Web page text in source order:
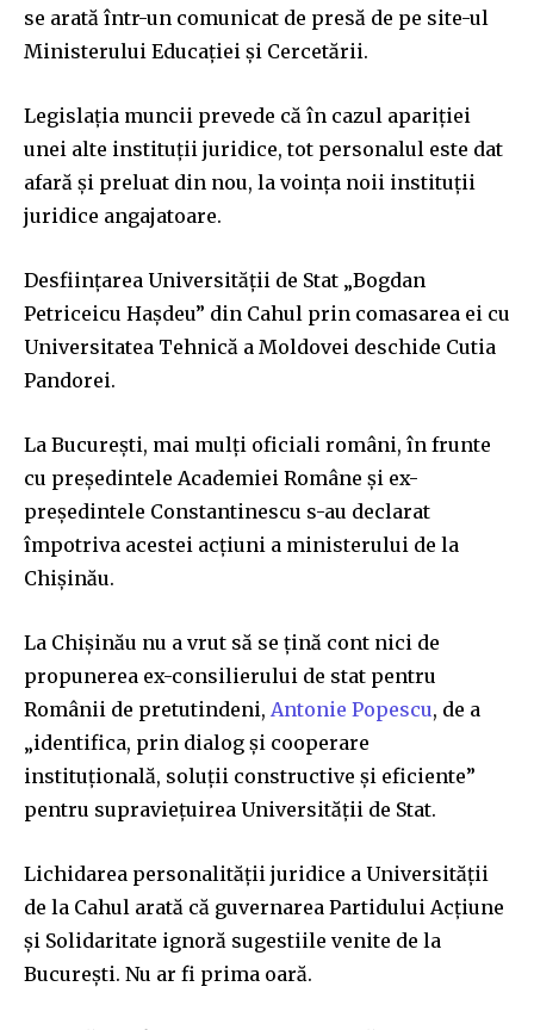
se arată într-un comunicat de presă de pe site-ul
Ministerului Educației și Cercetării.
Legislația muncii prevede că în cazul apariției
unei alte instituții juridice, tot personalul este dat
afară și preluat din nou, la voința noii instituții
juridice angajatoare.
Desființarea Universității de Stat „Bogdan
Petriceicu Hașdeu” din Cahul prin comasarea ei cu
Universitatea Tehnică a Moldovei deschide Cutia
Pandorei.
La București, mai mulți oficiali români, în frunte
cu președintele Academiei Române și ex-
președintele Constantinescu s-au declarat
împotriva acestei acțiuni a ministerului de la
Chișinău.
La Chișinău nu a vrut să se țină cont nici de
propunerea ex-consilierului de stat pentru
Românii de pretutindeni, Antonie Popescu, de a
„identifica, prin dialog și cooperare
instituțională, soluții constructive și eficiente”
pentru supraviețuirea Universității de Stat.
Lichidarea personalității juridice a Universității
de la Cahul arată că guvernarea Partidului Acțiune
și Solidaritate ignoră sugestiile venite de la
București. Nu ar fi prima oară.